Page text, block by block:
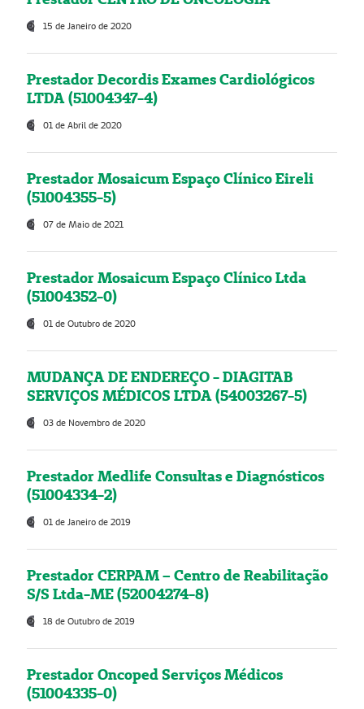
15 de Janeiro de 2020
Prestador Decordis Exames Cardiológicos
LTDA (51004347-4)
01 de Abril de 2020
Prestador Mosaicum Espaço Clínico Eireli
(51004355-5)
07 de Maio de 2021
Prestador Mosaicum Espaço Clínico Ltda
(51004352-0)
01 de Outubro de 2020
MUDANÇA DE ENDEREÇO - DIAGITAB
SERVIÇOS MÉDICOS LTDA (54003267-5)
03 de Novembro de 2020
Prestador Medlife Consultas e Diagnósticos
(51004334-2)
01 de Janeiro de 2019
Prestador CERPAM – Centro de Reabilitação
S/S Ltda-ME (52004274-8)
18 de Outubro de 2019
Prestador Oncoped Serviços Médicos
(51004335-0)